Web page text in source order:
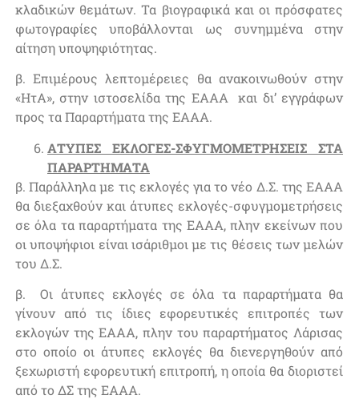
κλαδικών θεμάτων. Τα βιογραφικά και οι πρόσφατες
φωτογραφίες υποβάλλονται ως συνημμένα στην
αίτηση υποψηφιότητας.
β. Επιμέρους λεπτομέρειες θα ανακοινωθούν στην
«ΗτΑ», στην ιστοσελίδα της ΕΑΑΑ και δι’ εγγράφων
προς τα Παραρτήματα της ΕΑΑΑ.
ΑΤΥΠΕΣ ΕΚΛΟΓΕΣ-ΣΦΥΓΜΟΜΕΤΡΗΣΕΙΣ ΣΤΑ
ΠΑΡΑΡΤΗΜΑΤΑ
β. Παράλληλα με τις εκλογές για το νέο Δ.Σ. της ΕΑΑΑ
θα διεξαχθούν και άτυπες εκλογές-σφυγμομετρήσεις
σε όλα τα παραρτήματα της ΕΑΑΑ, πλην εκείνων που
οι υποψήφιοι είναι ισάριθμοι με τις θέσεις των μελών
του Δ.Σ.
β. Οι άτυπες εκλογές σε όλα τα παραρτήματα θα
γίνουν από τις ίδιες εφορευτικές επιτροπές των
εκλογών της ΕΑΑΑ, πλην του παραρτήματος Λάρισας
στο οποίο οι άτυπες εκλογές θα διενεργηθούν από
ξεχωριστή εφορευτική επιτροπή, η οποία θα διοριστεί
από το ΔΣ της ΕΑΑΑ.